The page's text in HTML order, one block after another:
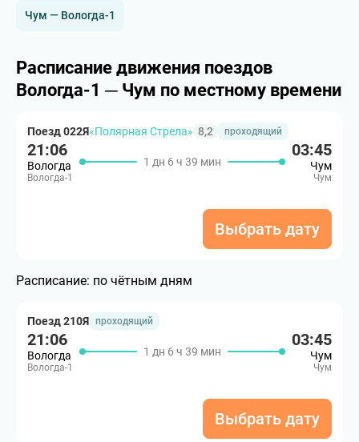
Чум — Вологда-1
Расписание движения поездов
Вологда-1 ─ Чум по местному времени
Поезд 022Я«Полярная Стрела» 8,2 проходящий
21:06
Вологда
Вологда-1
1 дн 6 ч 39 мин
03:45
Чум
Чум
Выбрать дату
Расписание: по чётным дням
Поезд 210Я проходящий
21:06
Вологда
Вологда-1
1 дн 6 ч 39 мин
03:45
Чум
Чум
Выбрать дату